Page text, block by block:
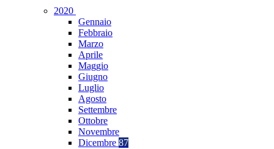
2020
Gennaio
Febbraio
Marzo
Aprile
Maggio
Giugno
Luglio
Agosto
Settembre
Ottobre
Novembre
Dicembre 87